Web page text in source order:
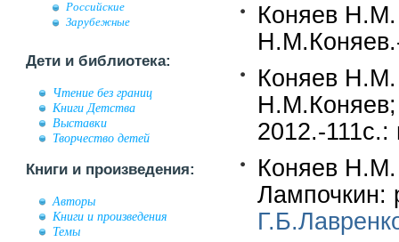
Российские
Зарубежные
Дети и библиотека:
Чтение без границ
Книги Детства
Выставки
Творчество детей
Книги и произведения:
Авторы
Книги и произведения
Темы
Коняев Н.М.
Коняев Н.М.
2012.-111c.:
Коняев
Лампочкин: